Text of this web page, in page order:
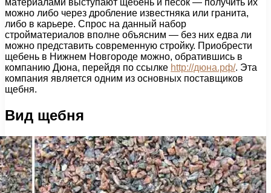
можно либо через дробление известняка или гранита,
либо в карьере. Спрос на данный набор
стройматериалов вполне объясним — без них едва ли
можно представить современную стройку. Приобрести
щебень в Нижнем Новгороде можно, обратившись в
компанию Дюна, перейдя по ссылке http://дюна.рф/. Эта
компания является одним из основных поставщиков
щебня.
Вид щебня